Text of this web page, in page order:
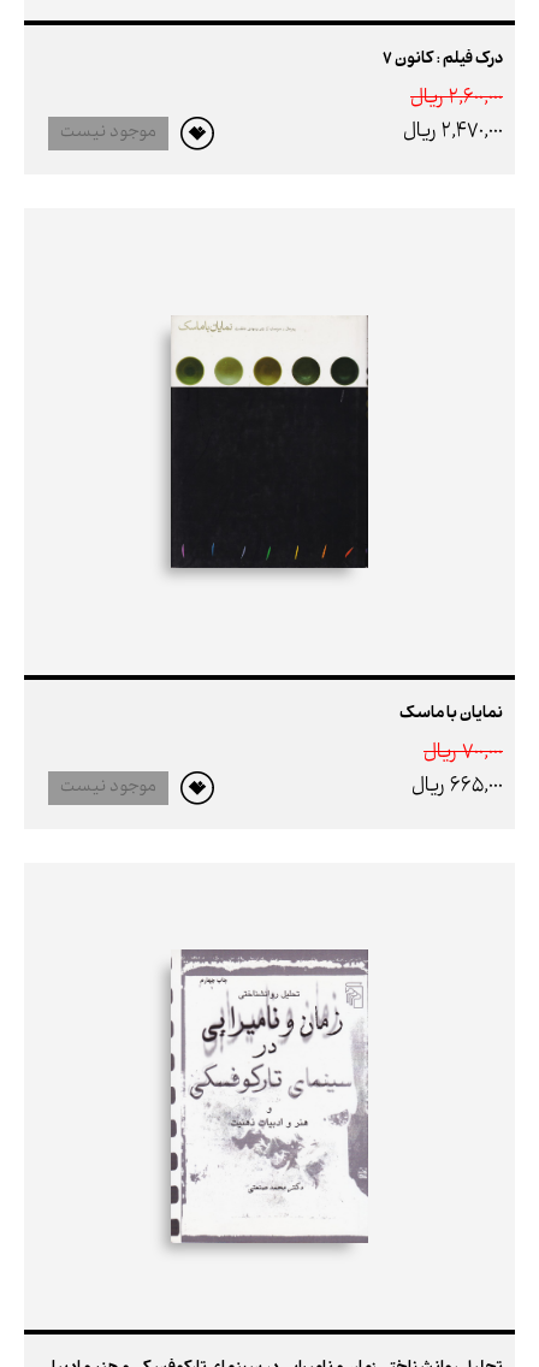
درک فیلم : کانون 7
2,600,000 ريال
2,470,000 ريال
موجود نیست
نمایان با ماسک
700,000 ريال
665,000 ريال
موجود نیست